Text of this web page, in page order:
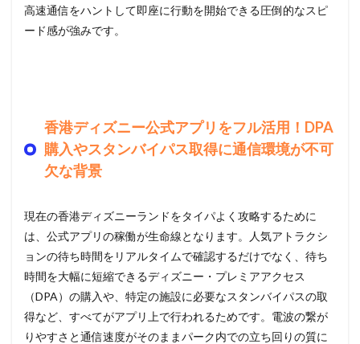
高速通信をハントして即座に行動を開始できる圧倒的なスピ
ード感が強みです。
香港ディズニー公式アプリをフル活用！DPA
購入やスタンバイパス取得に通信環境が不可
欠な背景
現在の香港ディズニーランドをタイパよく攻略するために
は、公式アプリの稼働が生命線となります。人気アトラクシ
ョンの待ち時間をリアルタイムで確認するだけでなく、待ち
時間を大幅に短縮できるディズニー・プレミアアクセス
（DPA）の購入や、特定の施設に必要なスタンバイパスの取
得など、すべてがアプリ上で行われるためです。電波の繋が
りやすさと通信速度がそのままパーク内での立ち回りの質に